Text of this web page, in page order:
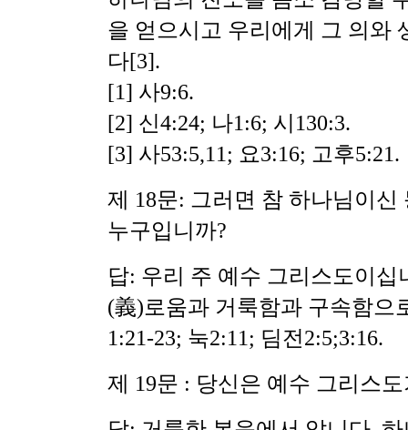
을 얻으시고 우리에게 그 의와
다[3].
[1] 사9:6.
[2] 신4:24; 나1:6; 시130:3.
[3] 사53:5,11; 요3:16; 고후5:21.
제 18문: 그러면 참 하나님이
누구입니까?
답: 우리 주 예수 그리스도이십
(義)로움과 거룩함과 구속함으
1:21-23; 눅2:11; 딤전2:5;3:16.
제 19문 : 당신은 예수 그리스